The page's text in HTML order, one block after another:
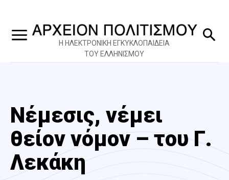
Η ΗΛΕΚΤΡΟΝΙΚΗ ΕΓΚΥΚΛΟΠΑΙΔΕΙΑ
ΤΟΥ ΕΛΛΗΝΙΣΜΟΥ
Νέμεσις, νέμει
θείον νόμον – του Γ.
Λεκάκη